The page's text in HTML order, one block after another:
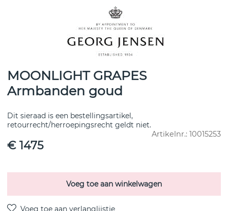
MOONLIGHT GRAPES
Armbanden goud
Dit sieraad is een bestellingsartikel,
retourrecht/herroepingsrecht geldt niet.
Artikelnr.: 10015253
€ 1475
Voeg toe aan winkelwagen